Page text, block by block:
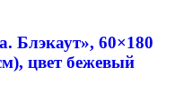
Блэкаут», 60×180
цвет бежевый